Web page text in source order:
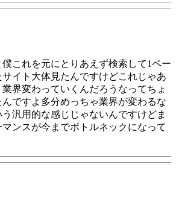
これを元にとりあえず検索して1ペー
イト大体見たんですけどこれじゃあ
界変わっていくんだろうなってちょ
ですよ多分めっちゃ業界が変わるな
汎用的な感じじゃないんですけどま
ンスが今までボトルネックになって